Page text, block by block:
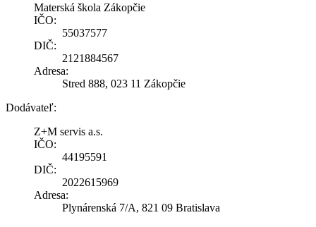
Materská škola Zákopčie
IČO:
55037577
DIČ:
2121884567
Adresa:
Stred 888, 023 11 Zákopčie
Dodávateľ:
Z+M servis a.s.
IČO:
44195591
DIČ:
2022615969
Adresa:
Plynárenská 7/A, 821 09 Bratislava